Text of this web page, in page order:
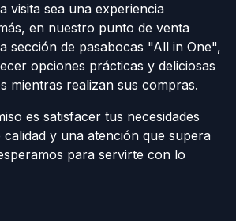
visita sea una experiencia
en nuestro punto de venta
sección de pasabocas "All in One",
opciones prácticas y deliciosas
mientras realizan sus compras.
es satisfacer tus necesidades
y una atención que supera
para servirte con lo